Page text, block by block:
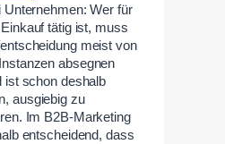
Unternehmen: Wer für
tätig ist, muss
meist von
absegnen
ist schon deshalb
ausgiebig zu
Im B2B-Marketing
entscheidend, dass